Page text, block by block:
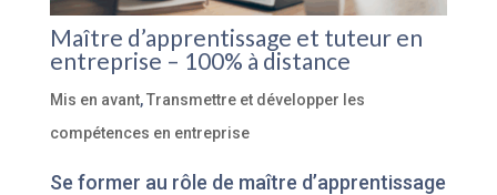
Maître d’apprentissage et tuteur en
entreprise – 100% à distance
Mis en avant,Transmettre et développer les
compétences en entreprise
Se former au rôle de maître d’apprentissage